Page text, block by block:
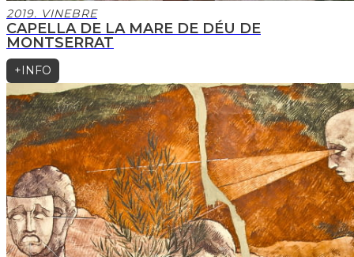
CAPELLA DE LA MARE DE DÉU DE
MONTSERRAT
2019. VINEBRE
+INFO